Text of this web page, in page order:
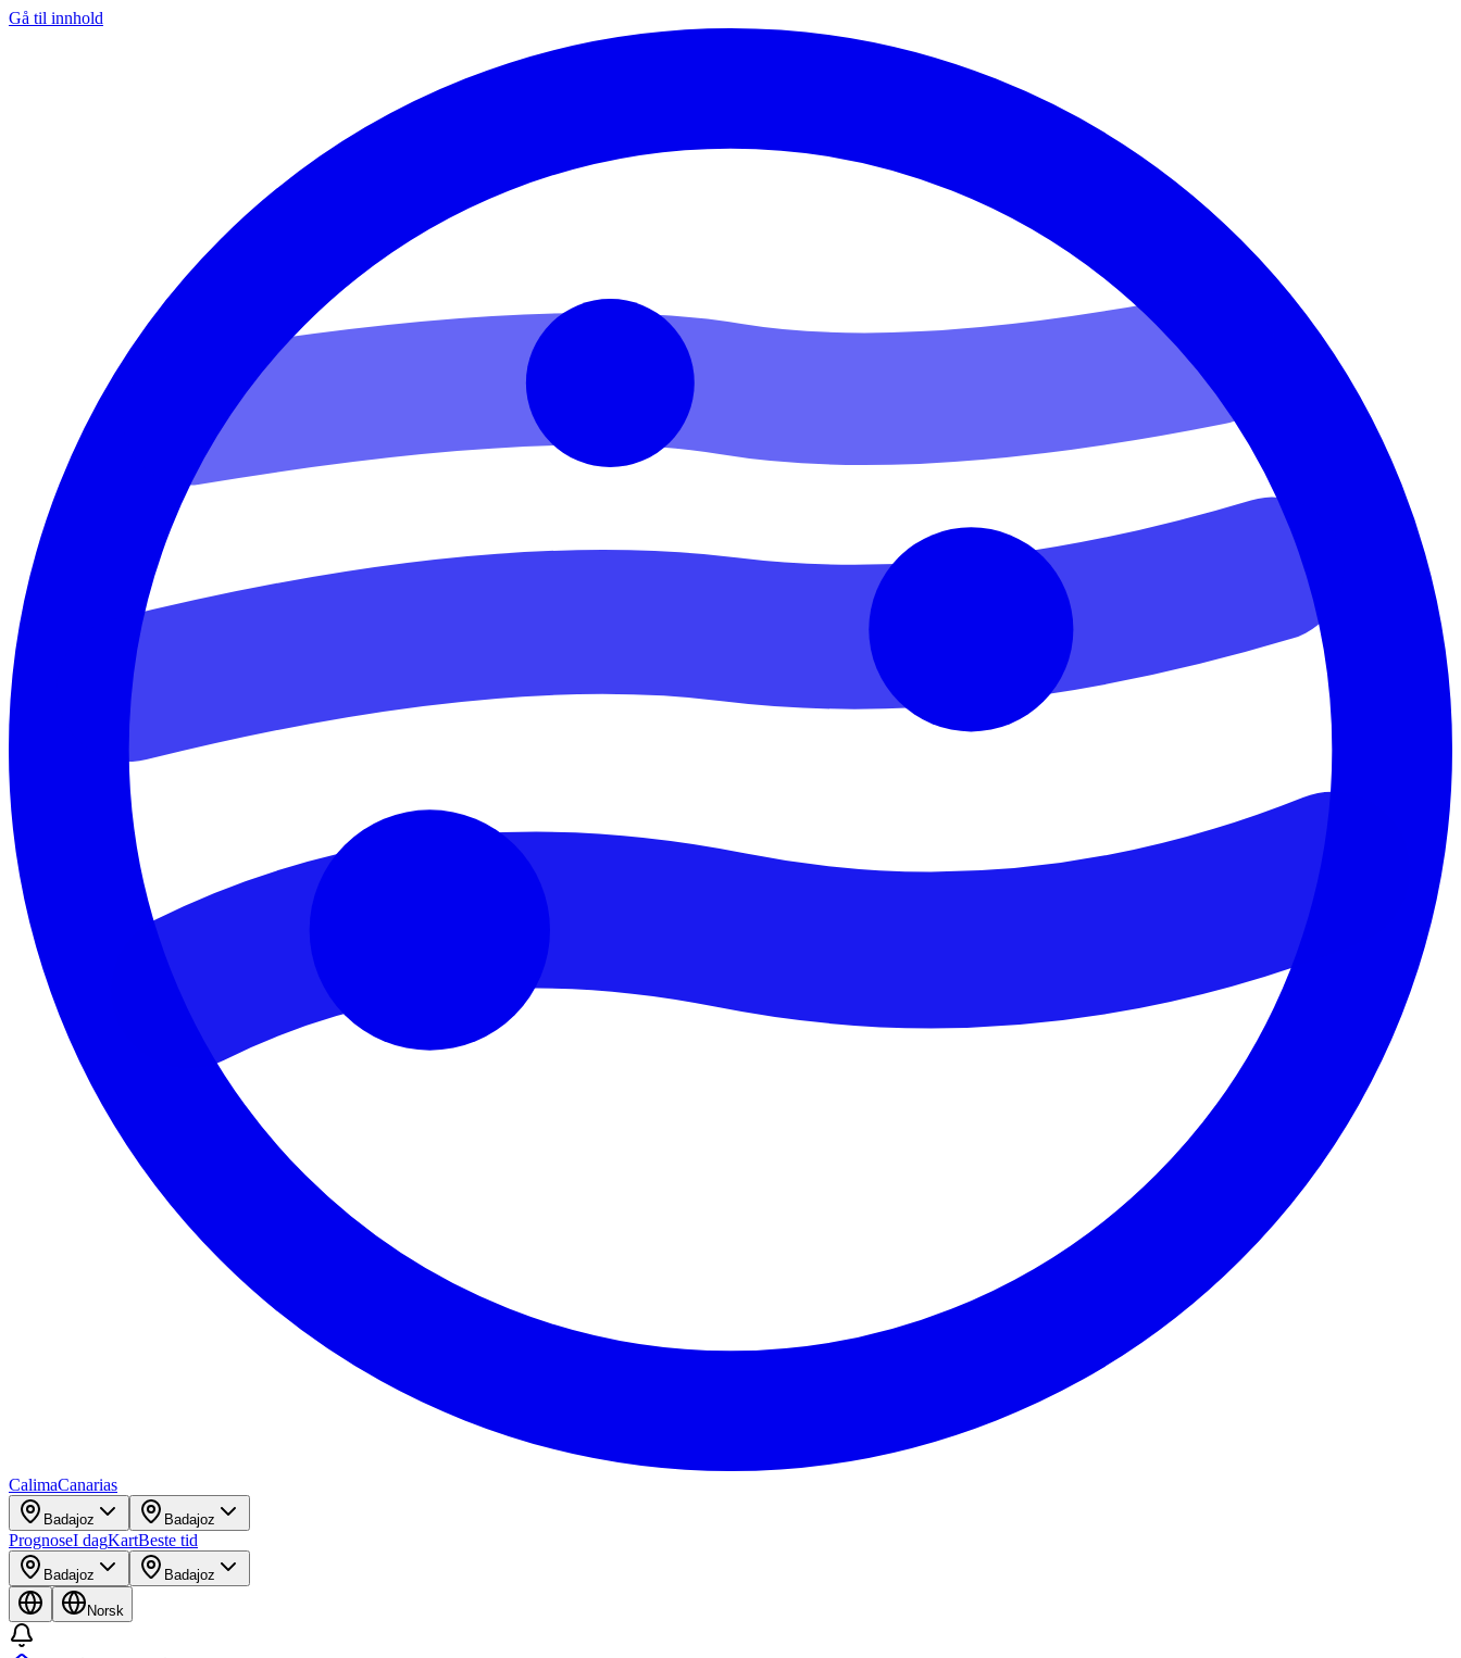
Gå til innhold
CalimaCanarias
Badajoz Badajoz
PrognoseI dagKartBeste tid
Badajoz Badajoz
Norsk